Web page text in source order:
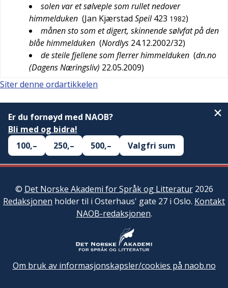
solen var et sølveple som rullet nedover
himmelduken (Jan Kjærstad Speil 423 1982)
månen sto som et digert, skinnende sølvfat på den
blåe himmelduken (Nordlys 24.12.2002/32)
de steile fjellene som flerrer himmelduken (dn.no
(Dagens Næringsliv) 22.05.2009)
Siter denne ordartikkelen
Er du fornøyd med NAOB?
Bli med og bidra!
100,–
250,– 500,– Valgfri sum
© Det Norske Akademi for Språk og Litteratur2026
Redaksjonen holder til i Osterhaus' gate 27 i Oslo. Kontakt
NAOB-redaksjonen.
Om bruk av informasjonskapsler/cookies på naob.no